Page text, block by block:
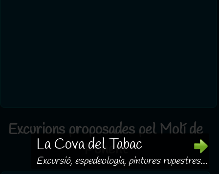
Excurions proposades pel Molí de
Ponent
La Cova del Tabac
Excursió, espedeologia, pintures rupestres...